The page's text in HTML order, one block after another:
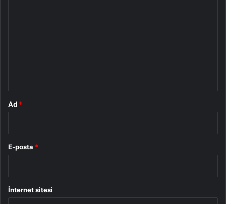
Ad *
E-posta *
İnternet sitesi